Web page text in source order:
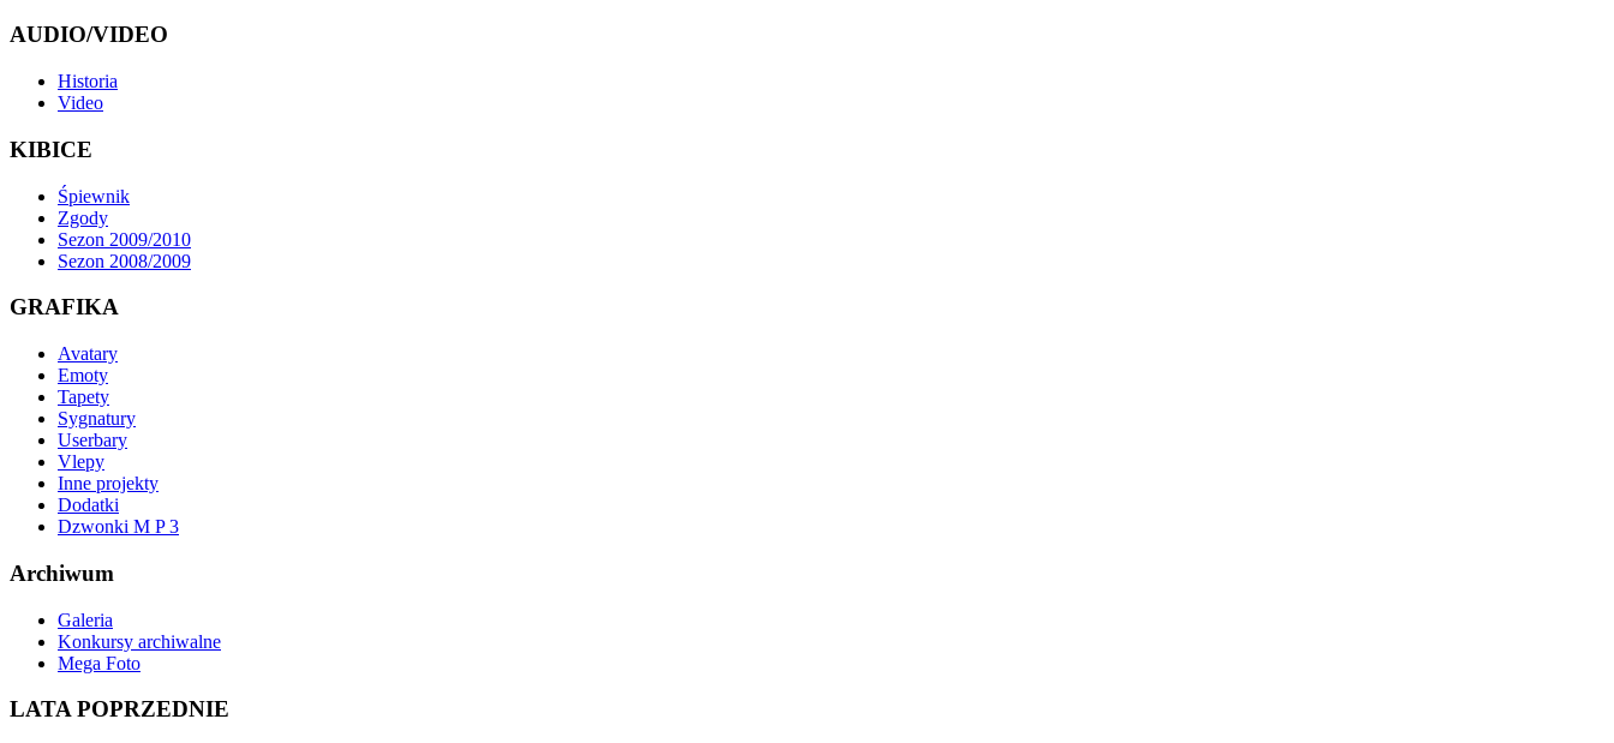
AUDIO/VIDEO
Historia
Video
KIBICE
Śpiewnik
Zgody
Sezon 2009/2010
Sezon 2008/2009
GRAFIKA
Avatary
Emoty
Tapety
Sygnatury
Userbary
Vlepy
Inne projekty
Dodatki
Dzwonki M P 3
Archiwum
Galeria
Konkursy archiwalne
Mega Foto
LATA POPRZEDNIE